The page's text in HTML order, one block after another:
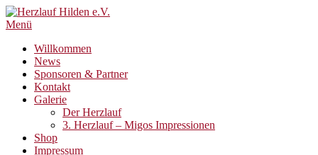
Zum
Inhalt
Menü
Willkommen
News
Sponsoren & Partner
Kontakt
Galerie
Der Herzlauf
3. Herzlauf – Migos Impressionen
Shop
Impressum